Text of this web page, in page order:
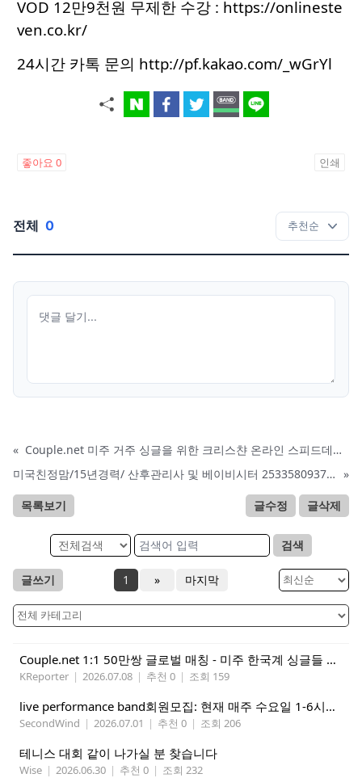
VOD 12만9천원 무제한 수강 : https://onlineste
ven.co.kr/
24시간 카톡 문의 http://pf.kakao.com/_wGrYl
좋아요 0 인쇄
전체 0
«
Couple.net 미주 거주 싱글을 위한 크리스챤 온라인 스피드데이트
미국친정맘/15년경력/ 산후관리사 및 베이비시터 2533580937 mom1004usa.com / 미주전지역파견업무 »
목록보기 글수정 글삭제
검색
글쓰기 1 » 마지막
Couple.net 1:1 50만쌍 글로벌 매칭 - 미주 한국계 싱글들 모이세요
KReporter | 2026.07.08 | 추천 0 | 조회 159
live performance band회원모집: 현재 매주 수요일 1-6시에 전문 음악 Studio에서 활동중인 진짜 악기를 다루는 밴드입니다.
SecondWind | 2026.07.01 | 추천 0 | 조회 206
테니스 대회 같이 나가실 분 찾습니다
Wise | 2026.06.30 | 추천 0 | 조회 232